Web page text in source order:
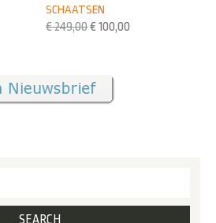
SCHAATSEN
€249,00€ 100,00